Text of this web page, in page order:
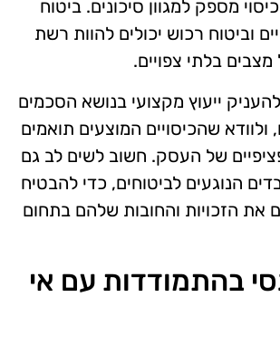
מספק למגוון סיכונים. ביטוח
וביטוח רכוש יכולים להוות רשת
בלתי צפויים.
להעניק ייעוץ מקצועי בנושא הסכמים
שהכיסויים המוצעים תואמים
של העסק. חשוב לשים לב גם
הנוגעים לביטוחים, כדי להבטיח
את הזכויות והחובות שלהם בתחום
בהתמודדות עם אי